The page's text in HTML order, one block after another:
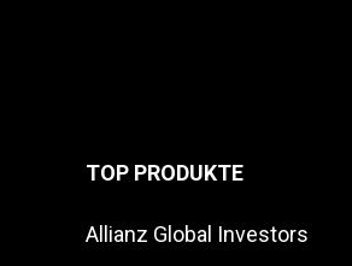
TOP PRODUKTE
Allianz Global Investors